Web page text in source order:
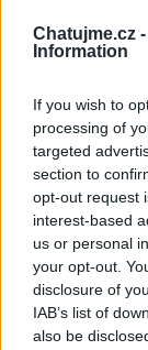
Chatujme.cz -
Information
If you wish to
processing of
targeted
section to
opt-out request
interest-based
us or personal
your opt-out.
disclosure of
IAB’s list of
also be
Hudba